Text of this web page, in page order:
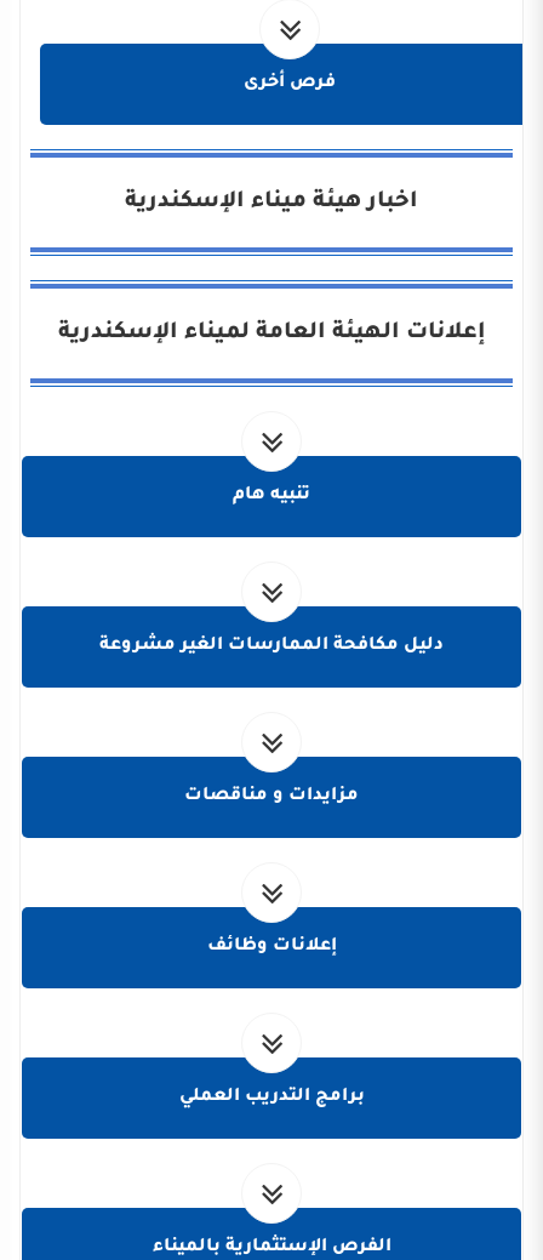
فرص أخرى
اخبار هيئة ميناء الإسكندرية
إعلانات الهيئة العامة لميناء الإسكندرية
تنبيه هام
دليل مكافحة الممارسات الغير مشروعة
مزايدات و مناقصات
إعلانات وظائف
برامج التدريب العملي
الفرص الإستثمارية بالميناء